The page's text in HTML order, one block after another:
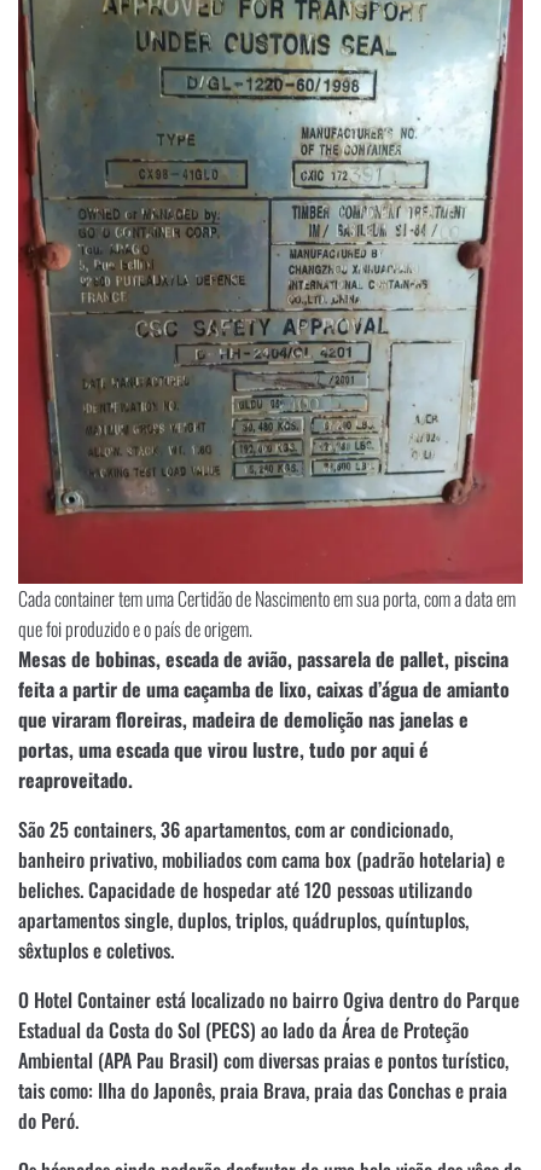
Cada container tem uma Certidão de Nascimento em sua porta, com a data em
que foi produzido e o país de origem.
Mesas de bobinas, escada de avião, passarela de pallet, piscina
feita a partir de uma caçamba de lixo, caixas d’água de amianto
que viraram floreiras, madeira de demolição nas janelas e
portas, uma escada que virou lustre, tudo por aqui é
reaproveitado.
São 25 containers, 36 apartamentos, com ar condicionado,
banheiro privativo, mobiliados com cama box (padrão hotelaria) e
beliches. Capacidade de hospedar até 120 pessoas utilizando
apartamentos single, duplos, triplos, quádruplos, quíntuplos,
sêxtuplos e coletivos.
O Hotel Container está localizado no bairro Ogiva dentro do Parque
Estadual da Costa do Sol (PECS) ao lado da Área de Proteção
Ambiental (APA Pau Brasil) com diversas praias e pontos turístico,
tais como: Ilha do Japonês, praia Brava, praia das Conchas e praia
do Peró.